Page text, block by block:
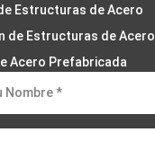
Estructuras de Acero
de Estructuras de Acero
Acero Prefabricada